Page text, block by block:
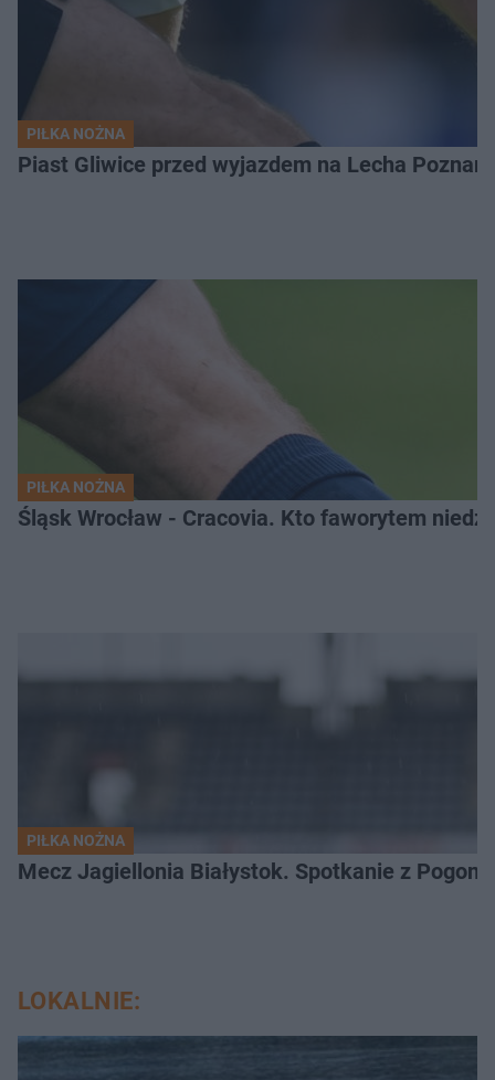
PIŁKA NOŻNA
Piast Gliwice przed wyjazdem na Lecha
PIŁKA NOŻNA
Śląsk Wrocław - Cracovia. Kto faworytem
PIŁKA NOŻNA
Mecz Jagiellonia Białystok. Spotkanie z
LOKALNIE: